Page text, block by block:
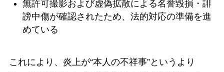
無許可撮影および虚偽拡散による名誉毀損・誹
謗中傷が確認されたため、法的対応の準備を進
めている
これにより、炎上が“本人の不祥事”というより